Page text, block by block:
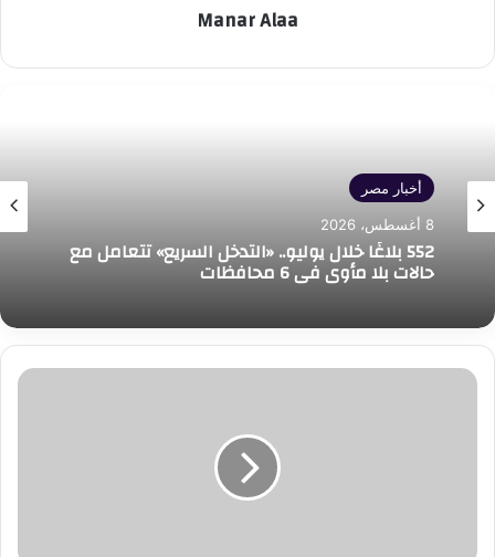
Manar Alaa
أخبار مصر
8 أغسطس، 2026
552 بلاغًا خلال يوليو.. «التدخل السريع» تتعامل مع
أخبار مصر
8 أغسطس، 2026
أمانة